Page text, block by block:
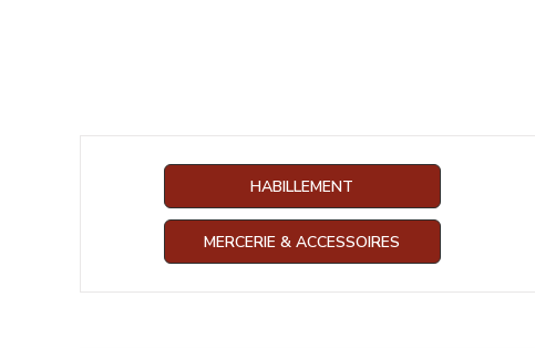
HABILLEMENT
MERCERIE & ACCESSOIRES